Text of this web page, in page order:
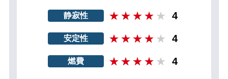
静寂性 4
安定性 4
燃費 4